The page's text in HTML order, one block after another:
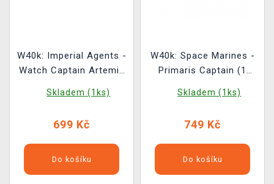
W40k: Imperial Agents -
Watch Captain Artemis
Skladem (1ks)
699 Kč
Do košíku
W40k: Space Marines -
Primaris Captain (1
Skladem (1ks)
749 Kč
Do košíku